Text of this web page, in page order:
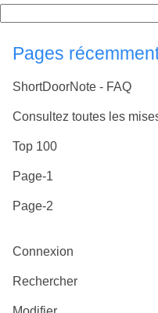
Pages
ShortDoorNote - FAQ
Consultez toutes les
Top 100
Page-1
Page-2
Connexion
Rechercher